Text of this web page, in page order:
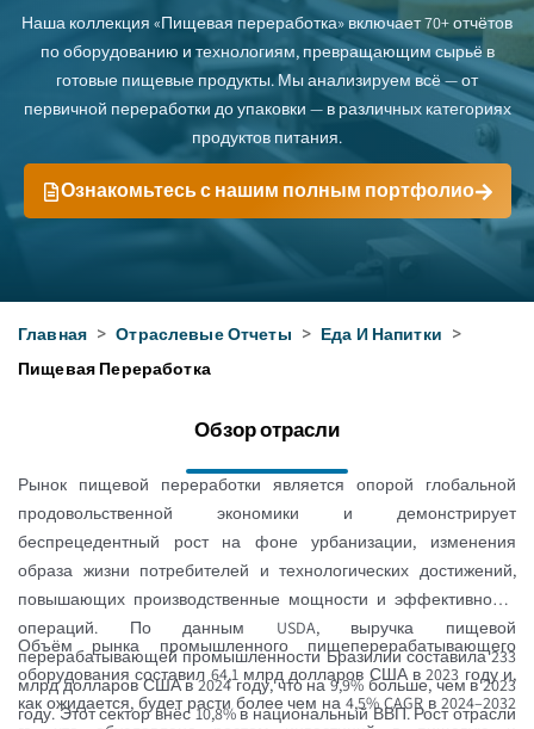
Наша коллекция «Пищевая переработка» включает 70+ отчётов
по оборудованию и технологиям, превращающим сырьё в
готовые пищевые продукты. Мы анализируем всё — от
первичной переработки до упаковки — в различных категориях
продуктов питания.
Ознакомьтесь с нашим полным портфолио
Главная > Отраслевые Отчеты > Еда И Напитки >
Пищевая Переработка
Обзор отрасли
Рынок пищевой переработки является опорой глобальной
продовольственной экономики и демонстрирует
беспрецедентный рост на фоне урбанизации, изменения
образа жизни потребителей и технологических достижений,
повышающих производственные мощности и эффективность
операций. По данным USDA, выручка пищевой
перерабатывающей промышленности Бразилии составила 233
млрд долларов США в 2024 году, что на 9,9% больше, чем в 2023
году. Этот сектор внёс 10,8% в национальный ВВП. Рост отрасли
Объём рынка промышленного пищеперерабатывающего
оборудования составил 64,1 млрд долларов США в 2023 году и,
как ожидается, будет расти более чем на 4,5% CAGR в 2024–2032